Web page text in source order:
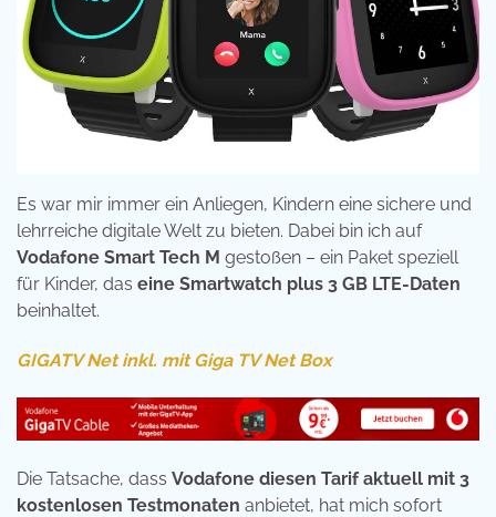
Es war mir immer ein Anliegen, Kindern eine sichere und
lehrreiche digitale Welt zu bieten. Dabei bin ich auf
Vodafone Smart Tech M gestoßen – ein Paket speziell
für Kinder, das eine Smartwatch plus 3 GB LTE-Daten
beinhaltet.
GIGATV Net inkl. mit Giga TV Net Box
Die Tatsache, dass Vodafone diesen Tarif aktuell mit 3
kostenlosen Testmonaten anbietet, hat mich sofort